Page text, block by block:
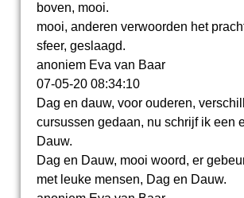
boven, mooi.
mooi, anderen verwoorden het
sfeer, geslaagd.
anoniem Eva van Baar
07-05-20 08:34:10
Dag en dauw, voor ouderen,
cursussen gedaan, nu schrijf ik een
Dauw.
Dag en Dauw, mooi woord, er
met leuke mensen, Dag en Dauw.